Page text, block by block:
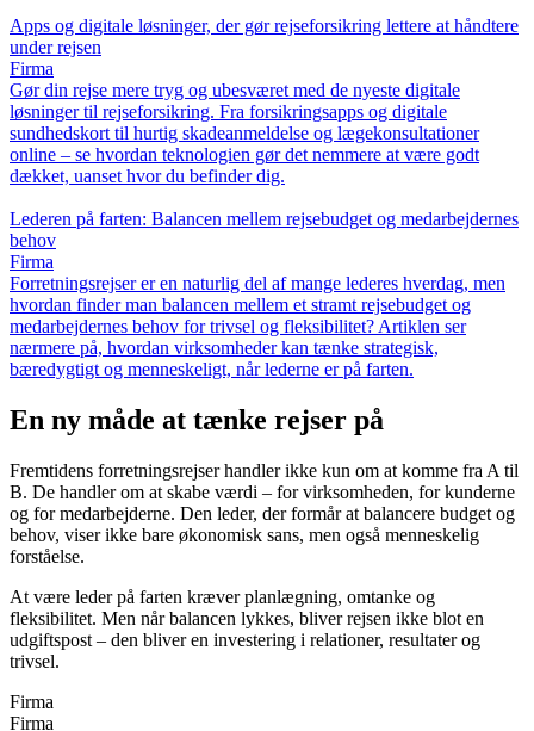
Apps og digitale løsninger, der gør rejseforsikring lettere at håndtere
under rejsen
Firma
Gør din rejse mere tryg og ubesværet med de nyeste digitale
løsninger til rejseforsikring. Fra forsikringsapps og digitale
sundhedskort til hurtig skadeanmeldelse og lægekonsultationer
online – se hvordan teknologien gør det nemmere at være godt
dækket, uanset hvor du befinder dig.
Lederen på farten: Balancen mellem rejsebudget og medarbejdernes
behov
Firma
Forretningsrejser er en naturlig del af mange lederes hverdag, men
hvordan finder man balancen mellem et stramt rejsebudget og
medarbejdernes behov for trivsel og fleksibilitet? Artiklen ser
nærmere på, hvordan virksomheder kan tænke strategisk,
bæredygtigt og menneskeligt, når lederne er på farten.
En ny måde at tænke rejser på
Fremtidens forretningsrejser handler ikke kun om at komme fra A til
B. De handler om at skabe værdi – for virksomheden, for kunderne
og for medarbejderne. Den leder, der formår at balancere budget og
behov, viser ikke bare økonomisk sans, men også menneskelig
forståelse.
At være leder på farten kræver planlægning, omtanke og
fleksibilitet. Men når balancen lykkes, bliver rejsen ikke blot en
udgiftspost – den bliver en investering i relationer, resultater og
trivsel.
Firma
Firma